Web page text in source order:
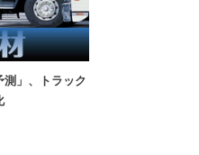
測」、トラック